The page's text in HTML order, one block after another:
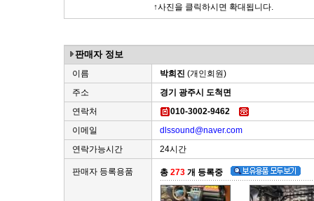
↑사진을 클릭하시면 확대됩니다.
판매자 정보
이름 박희진 (개인회원)
주소
경기 광주시 도척면
연락처
010-3002-9462
이메일
dlssound@naver.com
연락가능시간
24시간
판매자 등록용품 총273 개 등록중